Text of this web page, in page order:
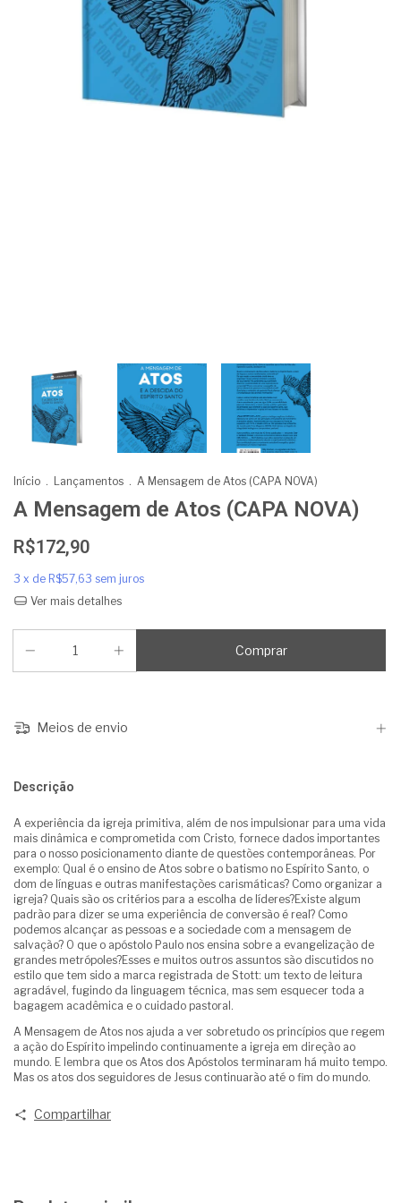
Início . Lançamentos . A Mensagem de Atos (CAPA NOVA)
A Mensagem de Atos (CAPA NOVA)
R$172,90
3 x de R$57,63 sem juros
Ver mais detalhes
Meios de envio
Descrição
A experiência da igreja primitiva, além de nos impulsionar para uma vida
mais dinâmica e comprometida com Cristo, fornece dados importantes
para o nosso posicionamento diante de questões contemporâneas. Por
exemplo: Qual é o ensino de Atos sobre o batismo no Espírito Santo, o
dom de línguas e outras manifestações carismáticas? Como organizar a
igreja? Quais são os critérios para a escolha de líderes?Existe algum
padrão para dizer se uma experiência de conversão é real? Como
podemos alcançar as pessoas e a sociedade com a mensagem de
salvação? O que o apóstolo Paulo nos ensina sobre a evangelização de
grandes metrópoles?Esses e muitos outros assuntos são discutidos no
estilo que tem sido a marca registrada de Stott: um texto de leitura
agradável, fugindo da linguagem técnica, mas sem esquecer toda a
bagagem acadêmica e o cuidado pastoral.
A Mensagem de Atos nos ajuda a ver sobretudo os princípios que regem
a ação do Espírito impelindo continuamente a igreja em direção ao
mundo. E lembra que os Atos dos Apóstolos terminaram há muito tempo.
Mas os atos dos seguidores de Jesus continuarão até o fim do mundo.
Compartilhar